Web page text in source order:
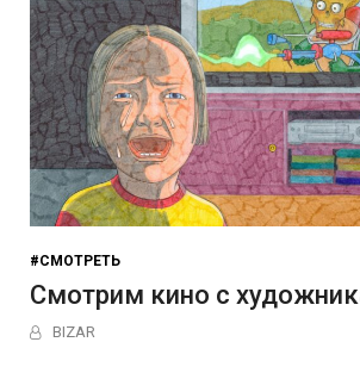
#СМОТРЕТЬ
Смотрим кино с
BIZAR